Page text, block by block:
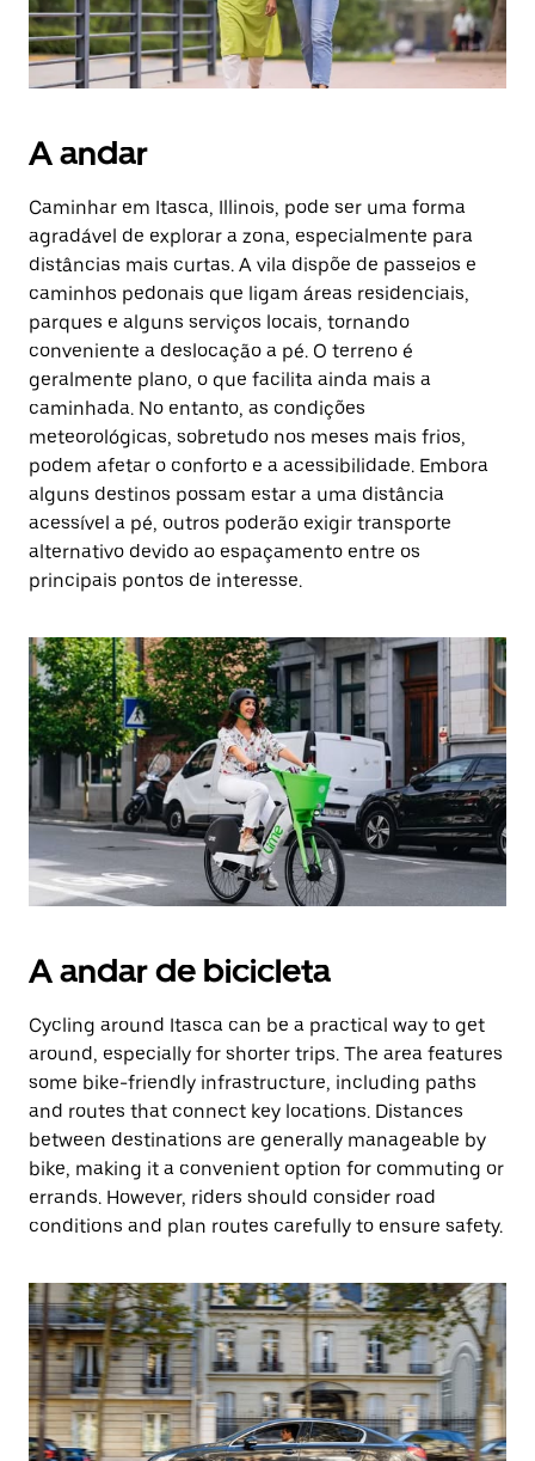
A andar
Caminhar em Itasca, Illinois, pode ser uma forma
agradável de explorar a zona, especialmente para
distâncias mais curtas. A vila dispõe de passeios e
caminhos pedonais que ligam áreas residenciais,
parques e alguns serviços locais, tornando
conveniente a deslocação a pé. O terreno é
geralmente plano, o que facilita ainda mais a
caminhada. No entanto, as condições
meteorológicas, sobretudo nos meses mais frios,
podem afetar o conforto e a acessibilidade. Embora
alguns destinos possam estar a uma distância
acessível a pé, outros poderão exigir transporte
alternativo devido ao espaçamento entre os
principais pontos de interesse.
A andar de bicicleta
Cycling around Itasca can be a practical way to get
around, especially for shorter trips. The area features
some bike-friendly infrastructure, including paths
and routes that connect key locations. Distances
between destinations are generally manageable by
bike, making it a convenient option for commuting or
errands. However, riders should consider road
conditions and plan routes carefully to ensure safety.